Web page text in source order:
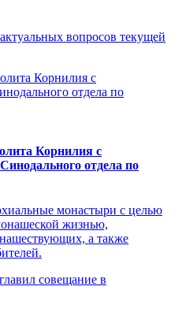
вопросов текущей
Корнилия с
отдела по
монастыри с целью
жизнью,
а также